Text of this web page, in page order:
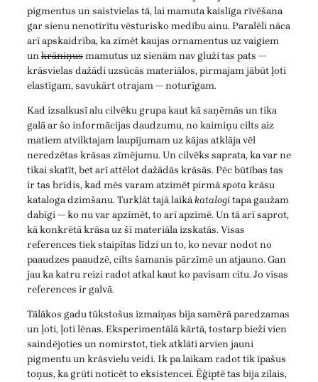
pigmentus un saistvielas tā, lai mamuta kaislīga rīvēšana
gar sienu nenotīrītu vēsturisko medību ainu. Paralēli nāca
arī apskaidrība, ka zīmēt kaujas ornamentus uz vaigiem
unkrāniņusmamutus uz sienām nav gluži tas pats —
krāsvielas dažādi uzsūcās materiālos, pirmajam jābūt ļoti
elastīgam, savukārt otrajam — noturīgam.
Kad izsalkusī alu cilvēku grupa kaut kā saņēmās un tika
galā ar šo informācijas daudzumu, no kaimiņu cilts aiz
matiem atvilktajam laupījumam uz kājas atklāja vēl
neredzētas krāsas zīmējumu. Un cilvēks saprata, ka var ne
tikai skatīt, bet arī attēlot dažādās krāsās. Pēc būtības tas
ir tas brīdis, kad mēs varam atzīmēt pirmāspotakrāsu
kataloga dzimšanu. Turklāt tajā laikākatalogitapa gaužam
dabīgi — ko nu var apzīmēt, to arī apzīmē. Un tā arī saprot,
kā konkrētā krāsa uz šī materiāla izskatās. Visas
references tiek staipītas līdzi un to, ko nevar nodot no
paaudzes paaudzē, cilts šamanis pārzīmē un atjauno. Gan
jau ka katru reizi radot atkal kaut ko pavisam citu. Jo visas
references ir galvā.
Tālākos gadu tūkstošus izmaiņas bija samērā paredzamas
un ļoti, ļoti lēnas. Eksperimentālā kārtā, tostarp bieži vien
saindējoties un nomirstot, tiek atklāti arvien jauni
pigmentu un krāsvielu veidi. Ik pa laikam radot tik īpašus
toņus, ka grūti noticēt to eksistencei. Ēģiptē tas bija zilais,